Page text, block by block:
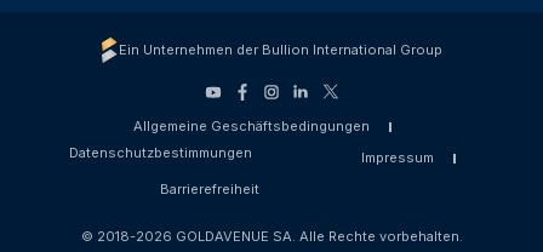
Ein Unternehmen der Bullion International Group
Allgemeine Geschäftsbedingungen
Datenschutzbestimmungen
Impressum
Barrierefreiheit
© 2018-2026 GOLDAVENUE SA. Alle Rechte vorbehalten.